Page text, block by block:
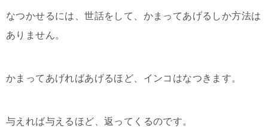
なつかせるには、世話をして、かまってあげるしか方法は
ありません。
かまってあげればあげるほど、インコはなつきます。
与えれば与えるほど、返ってくるのです。